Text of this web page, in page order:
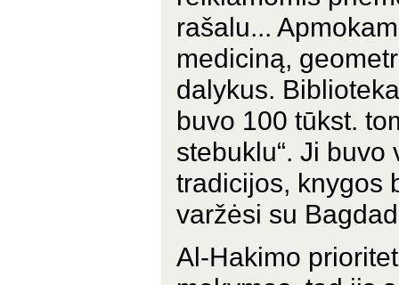
rašalu...
mediciną,
dalykus.
buvo 100 tūkst.
stebuklu“. Ji
tradicijos, knygos
varžėsi su
Al-Hakimo